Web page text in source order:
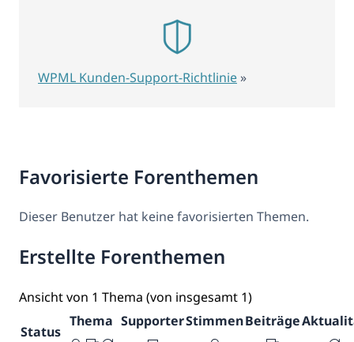
Favorisierte Forenthemen
Dieser Benutzer hat keine favorisierten Themen.
Erstellte Forenthemen
Ansicht von 1 Thema (von insgesamt 1)
Status
Thema SupporterStimmenBeiträge
WPML Kunden-Support-Richtlinie »